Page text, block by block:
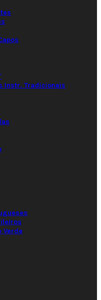
Instr. Tradicionais
Verde